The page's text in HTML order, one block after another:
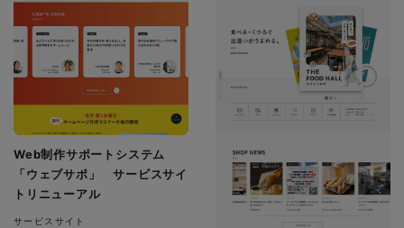
Web制作サポートシステム
「ウェブサポ」 サービスサイ
トリニューアル
サービスサイト